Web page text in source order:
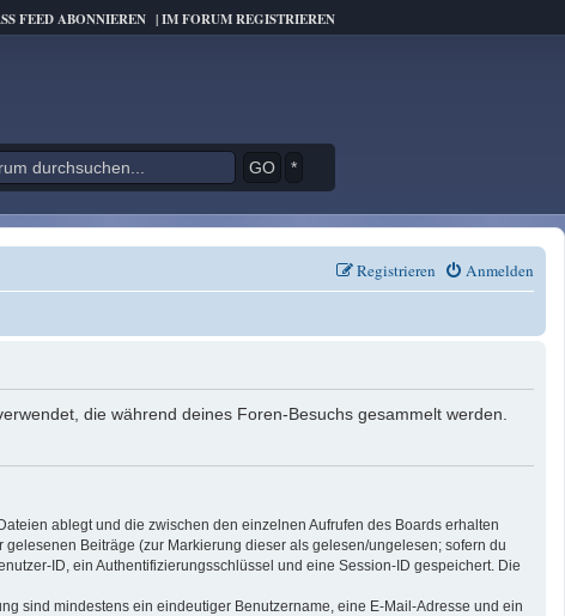
FEED ABONNIEREN |IM FORUM REGISTRIEREN
*
Anmelden
Registrieren
die während deines Foren-Besuchs gesammelt werden.
ablegt und die zwischen den einzelnen Aufrufen des Boards erhalten
Beiträge (zur Markierung dieser als gelesen/ungelesen; sofern du
ID, ein Authentifizierungsschlüssel und eine Session-ID gespeichert. Die
sind mindestens ein eindeutiger Benutzername, eine E-Mail-Adresse und ein